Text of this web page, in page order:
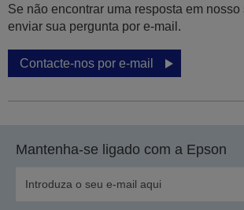
Se não encontrar uma resposta em
enviar sua pergunta por e-mail.
Contacte-nos por e-mail
Mantenha-se ligado com a Epson